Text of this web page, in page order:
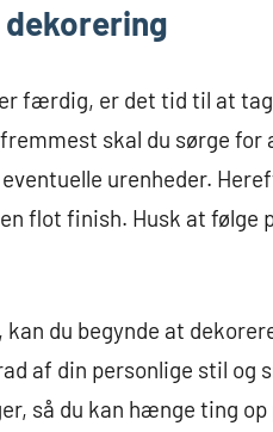
færdig, er det tid til at
skal du sørge
urenheder.
flot finish. Husk at følge
du begynde at
af din personlige stil og
så du kan hænge ting